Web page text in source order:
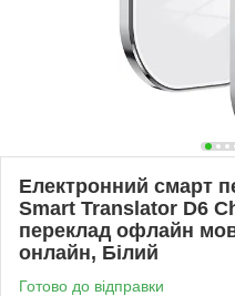
Електронний смарт
Smart Translator D6
переклад офлайн
онлайн, Білий
Готово до відправки